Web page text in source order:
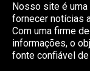
Nosso site é
fornecer notícias
Com uma firme
informações, o
fonte confiável